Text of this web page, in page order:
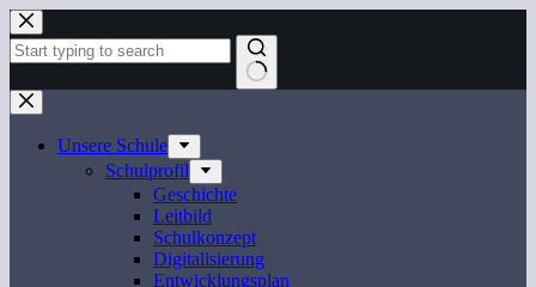
Zum
Inhalt
springen
Keine
Ergebnisse
Unsere Schule
Schulprofil
Geschichte
Leitbild
Schulkonzept
Digitalisierung
Entwicklungsplan